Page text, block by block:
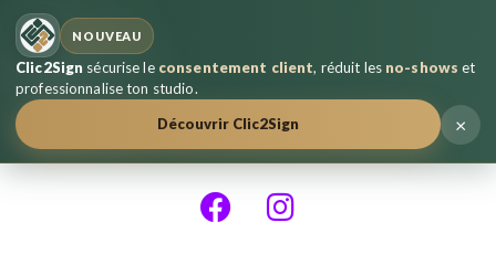
NOUVEAU
Clic2Sign sécurise le consentement client, réduit les no-shows et
professionnalise ton studio.
Découvrir Clic2Sign
×